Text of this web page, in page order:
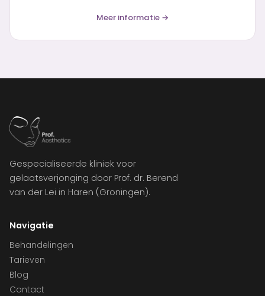
Meer informatie →
Gespecialiseerde kliniek voor
gelaatsverjonging door Prof. dr. Berend
van der Lei in Haren (Groningen).
Navigatie
Behandelingen
Tarieven
Blog
Contact